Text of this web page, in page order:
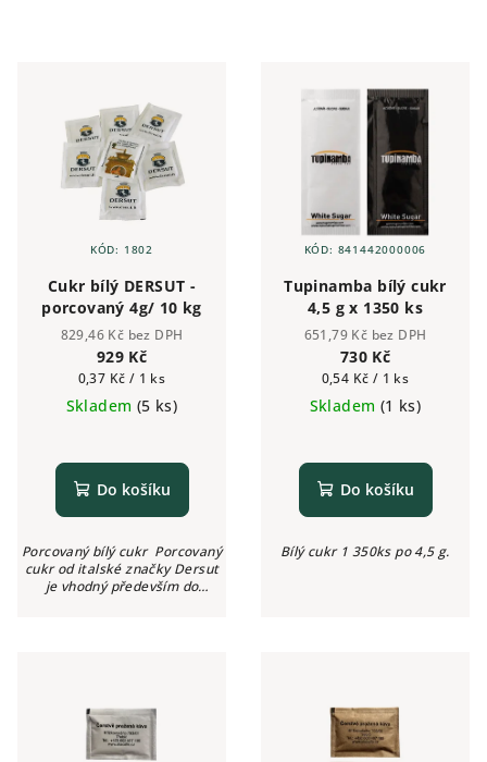
Cukr bílý DERSUT -
porcovaný 4g/ 10 kg
829,46 Kč bez DPH
929 Kč
Měrná
cena:
0,37 Kč / 1 ks
Skladem (5 ks)
Do košíku
Porcovaný bílý cukr Porcovaný
cukr od italské značky Dersut
je vhodný především do
KÓD: 1802
Tupinamba bílý cukr
4,5 g x 1350 ks
651,79 Kč bez DPH
730 Kč
Měrná
cena:
0,54 Kč / 1 ks
Skladem (1 ks)
Do košíku
Bílý cukr 1 350ks po 4,5 g.
KÓD: 841442000006